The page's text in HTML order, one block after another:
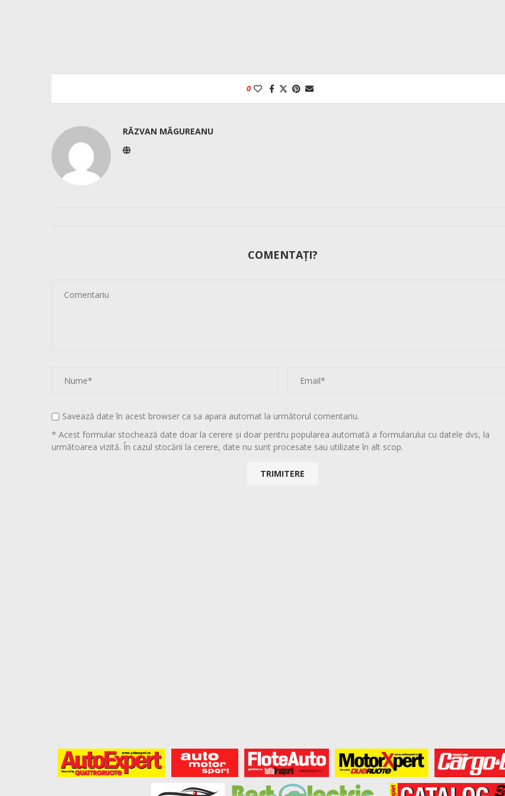
0
RĂZVAN MĂGUREANU
COMENTAȚI?
Savează date în acest browser ca sa apara automat la următorul comentariu.
* Acest formular stochează date doar la cerere și doar pentru popularea automată a formularului cu datele dvs, la
următoarea vizită. În cazul stocării la cerere, date nu sunt procesate sau utilizate în alt scop.